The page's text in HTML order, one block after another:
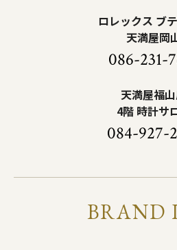
ロレックス ブ
天満屋岡
086-231-
天満屋福
4階 時計サ
084-927-
BRAND